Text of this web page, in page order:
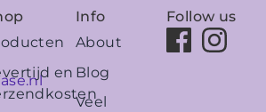
en
Info
About
Blog
Veel
Follow us